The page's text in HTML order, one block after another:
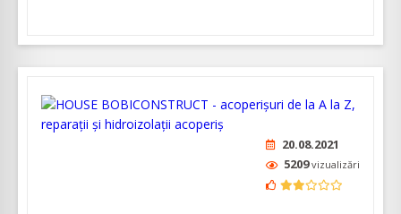
20.08.2021
5209vizualizări